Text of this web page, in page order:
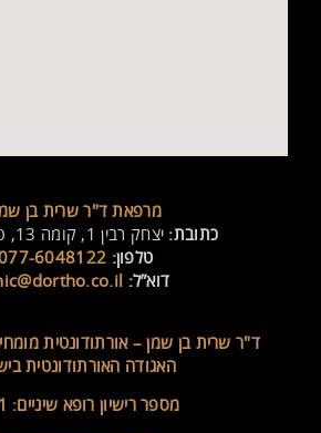
מרפאת ד"ר שרית בן
כתובת: יצחק רבין 1, קומה 13, פתח תקווה
טלפון:
דוא”ל:
ד"ר שרית בן שמן –אורתודונטית
האגודה האורתודונטית
מספר רישיון רופא שיניים: 7471